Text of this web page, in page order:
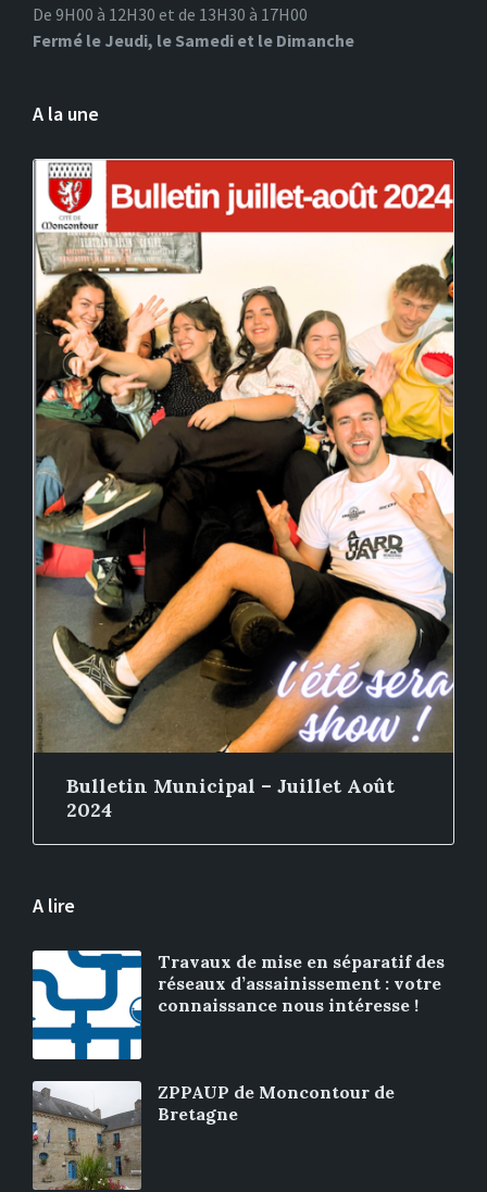
De 9H00 à 12H30 et de 13H30 à 17H00
Fermé le Jeudi, le Samedi et le Dimanche
A la une
Bulletin Municipal – Juillet Août
2024
A lire
Travaux de mise en séparatif des
réseaux d’assainissement : votre
connaissance nous intéresse !
ZPPAUP de Moncontour de
Bretagne